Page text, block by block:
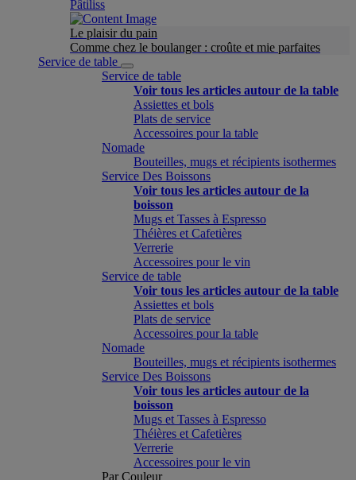
Pâtiliss
Le plaisir du pain
Comme chez le boulanger : croûte et mie parfaites
Service de table
Service de table
Voir tous les articles autour de la table
Assiettes et bols
Plats de service
Accessoires pour la table
Nomade
Bouteilles, mugs et récipients isothermes
Service Des Boissons
Voir tous les articles autour de la
boisson
Mugs et Tasses à Espresso
Théières et Cafetières
Verrerie
Accessoires pour le vin
Service de table
Voir tous les articles autour de la table
Assiettes et bols
Plats de service
Accessoires pour la table
Nomade
Bouteilles, mugs et récipients isothermes
Service Des Boissons
Voir tous les articles autour de la
boisson
Mugs et Tasses à Espresso
Théières et Cafetières
Verrerie
Accessoires pour le vin
Par Couleur